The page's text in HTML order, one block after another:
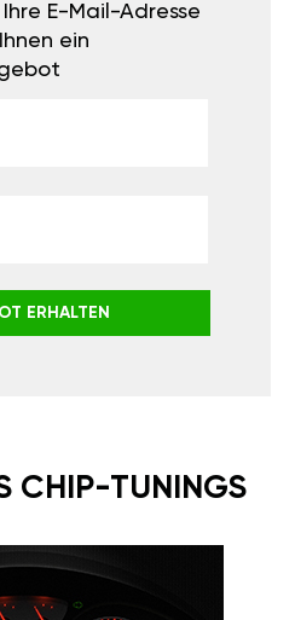
E-Mail-Adresse
ein
ERHALTEN
CHIP-TUNINGS